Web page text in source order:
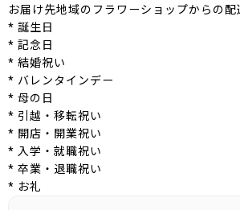
お届け先地域のフラワーショップからの配
* 誕生日
* 記念日
* 結婚祝い
* バレンタインデー
* 母の日
* 引越・移転祝い
* 開店・開業祝い
* 入学・就職祝い
* 卒業・退職祝い
* お礼